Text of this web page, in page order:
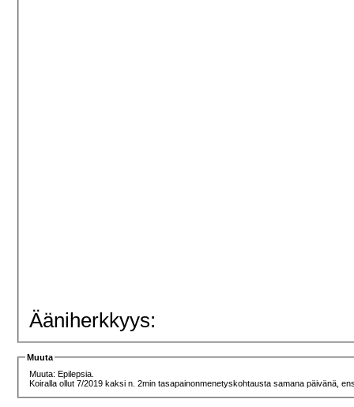
Ääniherkkyys:
Muuta
Muuta: Epilepsia.
Koiralla ollut 7/2019 kaksi n. 2min tasapainonmenetyskohtausta samana päivänä,